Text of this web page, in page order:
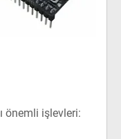
önemli işlevleri: